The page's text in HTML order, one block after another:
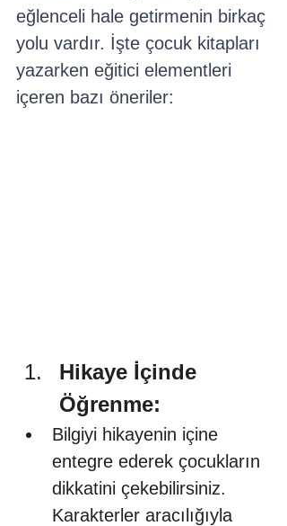
eğlenceli hale getirmenin birkaç
yolu vardır. İşte çocuk kitapları
yazarken eğitici elementleri
içeren bazı öneriler:
Hikaye İçinde
Öğrenme:
Bilgiyi hikayenin içine
entegre ederek çocukların
dikkatini çekebilirsiniz.
Karakterler aracılığıyla